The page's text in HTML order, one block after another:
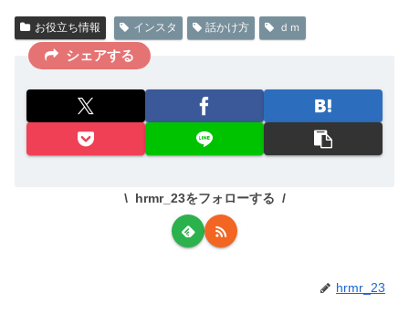
お役立ち情報 インスタ 話かけ方 ｄｍ
シェアする
hrmr_23をフォローする
hrmr_23